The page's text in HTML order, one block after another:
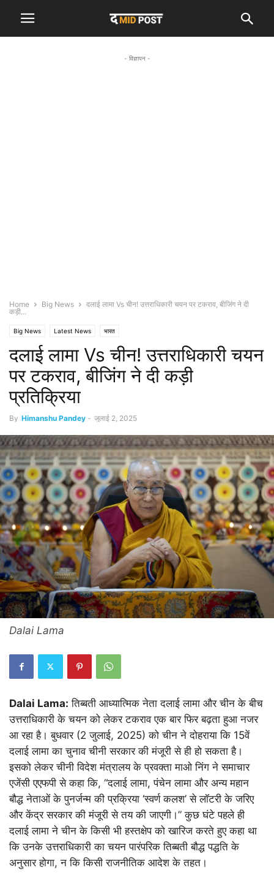
- विज्ञापन -
Home Big News
दलाई लामा Vs चीन! उत्तराधिकारी चयन पर टकराव, बीजिंग ने दी
कड़ी...
Big News Latest News भारत
दलाई लामा Vs चीन! उत्तराधिकारी चयन
पर टकराव, बीजिंग ने दी कड़ी
प्रतिक्रिया
By Himanshu Pandey - जुलाई 2, 2025
Dalai Lama
Dalai Lama: तिब्बती आध्यात्मिक नेता दलाई लामा और चीन के बीच
उत्तराधिकारी के चयन को लेकर टकराव एक बार फिर बढ़ता हुआ नजर
आ रहा है। बुधवार (2 जुलाई, 2025) को चीन ने दोहराया कि 15वें
दलाई लामा का चुनाव चीनी सरकार की मंजूरी से ही हो सकता है।
इसको लेकर चीनी विदेश मंत्रालय के प्रवक्ता माओ निंग ने समाचार
एजेंसी एएफपी से कहा कि, “दलाई लामा, पंचेन लामा और अन्य महान
बौद्ध नेताओं के पुनर्जन्म की प्रक्रिया ‘स्वर्ण कलश’ से लॉटरी के जरिए
और केंद्र सरकार की मंजूरी से तय की जाएगी।” कुछ घंटे पहले ही
दलाई लामा ने चीन के किसी भी हस्तक्षेप को खारिज करते हुए कहा था
कि उनके उत्तराधिकारी का चयन पारंपरिक तिब्बती बौद्ध पद्धति के
अनुसार होगा, न कि किसी राजनीतिक आदेश के तहत।